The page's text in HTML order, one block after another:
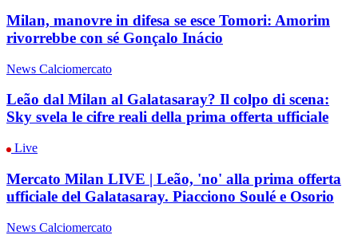
Milan, manovre in difesa se esce Tomori: Amorim
rivorrebbe con sé Gonçalo Inácio
News Calciomercato
Leão dal Milan al Galatasaray? Il colpo di scena:
Sky svela le cifre reali della prima offerta ufficiale
Live
Mercato Milan LIVE | Leão, 'no' alla prima offerta
ufficiale del Galatasaray. Piacciono Soulé e Osorio
News Calciomercato